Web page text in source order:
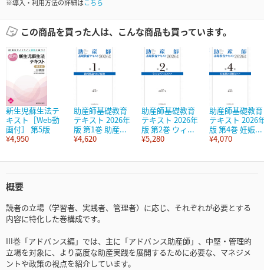
※導入・利用方法の詳細はこちら
この商品を買った人は、こんな商品も買っています。
新生児蘇生法テ
キスト［Web動
画付］ 第5版
¥4,950
助産師基礎教育
テキスト 2026年
版 第1巻 助産...
¥4,620
助産師基礎教育
テキスト 2026年
版 第2巻 ウィ...
¥5,280
助産師基礎教育
テキスト 2026
版 第4巻 妊娠...
¥4,070
概要
読者の立場（学習者、実践者、管理者）に応じ、それぞれが必要とする
内容に特化した巻構成です。
III巻「アドバンス編」では、主に「アドバンス助産師」、中堅・管理的
立場を対象に、より高度な助産実践を展開するために必要な、マネジメ
ントや政策の視点を紹介しています。